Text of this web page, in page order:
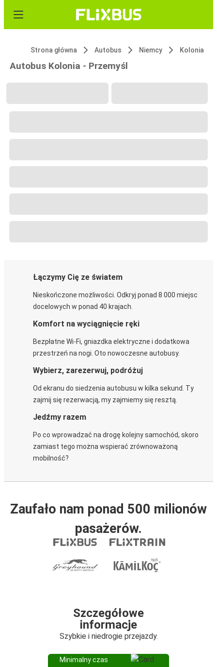
Strona główna Autobus Niemcy Kolonia
Autobus Kolonia - Przemyśl
Łączymy Cię ze światem
Nieskończone możliwości. Odkryj ponad 8 000 miejsc
docelowych w ponad 40 krajach.
Komfort na wyciągnięcie ręki
Bezpłatne Wi-Fi, gniazdka elektryczne i dodatkowa
przestrzeń na nogi. Oto nowoczesne autobusy.
Wybierz, zarezerwuj, podróżuj
Od ekranu do siedzenia autobusu w kilka sekund. Ty
zajmij się rezerwacją, my zajmiemy się resztą.
Jedźmy razem
Po co wprowadzać na drogę kolejny samochód, skoro
zamiast tego można wspierać zrównoważoną
mobilność?
Zaufało nam ponad 500 milionów
pasażerów.
Szczegółowe
informacje
Szybkie i niedrogie przejazdy.
Minimalny czas